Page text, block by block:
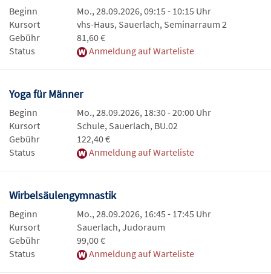
Beginn
Mo., 28.09.2026, 09:15 - 10:15 Uhr
Kursort
vhs-Haus, Sauerlach, Seminarraum 2
Gebühr
81,60 €
Status
Anmeldung auf Warteliste
Yoga für Männer
Beginn
Mo., 28.09.2026, 18:30 - 20:00 Uhr
Kursort
Schule, Sauerlach, BU.02
Gebühr
122,40 €
Status
Anmeldung auf Warteliste
Wirbelsäulengymnastik
Beginn
Mo., 28.09.2026, 16:45 - 17:45 Uhr
Kursort
Sauerlach, Judoraum
Gebühr
99,00 €
Status
Anmeldung auf Warteliste